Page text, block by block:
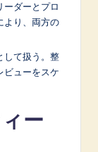
ーダーとプロ
より、両方の
して扱う。整
ビューをスケ
ー